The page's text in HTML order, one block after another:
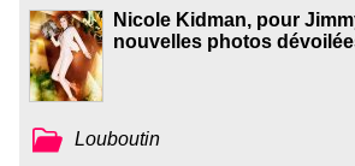
Nicole Kidman, pour
nouvelles photos
Louboutin